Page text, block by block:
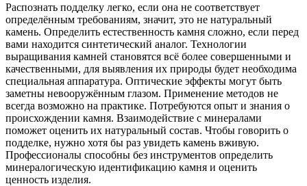
Распознать подделку легко, если она не соответствует
определённым требованиям, значит, это не натуральный
камень. Определить естественность камня сложно, если перед
вами находится синтетический аналог. Технологии
выращивания камней становятся всё более совершенными и
качественными, для выявления их природы будет необходима
специальная аппаратура. Оптические эффекты могут быть
заметны невооружённым глазом. Применение методов не
всегда возможно на практике. Потребуются опыт и знания о
происхождении камня. Взаимодействие с минералами
поможет оценить их натуральный состав. Чтобы говорить о
подделке, нужно хотя бы раз увидеть камень вживую.
Профессионалы способны без инструментов определить
минералогическую идентификацию камня и оценить
ценность изделия.